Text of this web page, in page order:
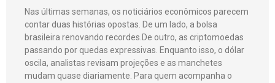
Nas últimas semanas, os noticiários econômicos parecem
contar duas histórias opostas. De um lado, a bolsa
brasileira renovando recordes.De outro, as criptomoedas
passando por quedas expressivas. Enquanto isso, o dólar
oscila, analistas revisam projeções e as manchetes
mudam quase diariamente. Para quem acompanha o